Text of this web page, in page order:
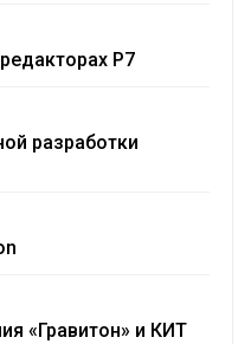
Р7
разработки
«Гравитон» и КИТ